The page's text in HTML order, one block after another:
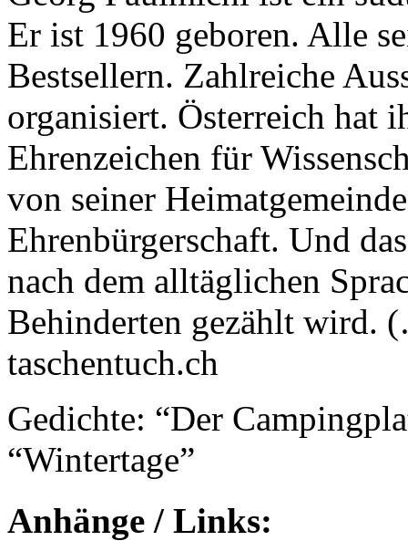
Er ist 1960 geboren. Alle
Bestsellern. Zahlreiche
organisiert. Österreich hat
Ehrenzeichen für
von seiner
Ehrenbürgerschaft. Und
nach dem alltäglichen
Behinderten gezählt wird.
taschentuch.ch
Gedichte: “Der
“Wintertage”
Anhänge / Links: